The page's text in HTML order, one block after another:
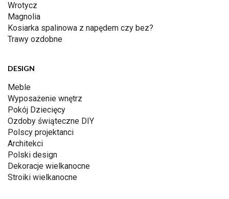
Wrotycz
Magnolia
Kosiarka spalinowa z napędem czy bez?
Trawy ozdobne
DESIGN
Meble
Wyposażenie wnętrz
Pokój Dziecięcy
Ozdoby świąteczne DIY
Polscy projektanci
Architekci
Polski design
Dekoracje wielkanocne
Stroiki wielkanocne